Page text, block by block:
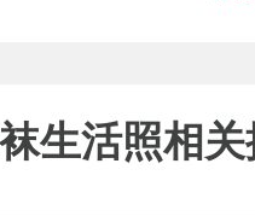
生活照相